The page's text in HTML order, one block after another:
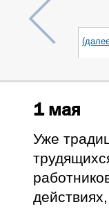
1 мая
Уже